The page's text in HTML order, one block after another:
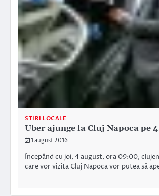
STIRI LOCALE
Uber ajunge la Cluj Napoca pe
1 august 2016
Începând cu joi, 4 august, ora 09:00,
care vor vizita Cluj Napoca vor putea să